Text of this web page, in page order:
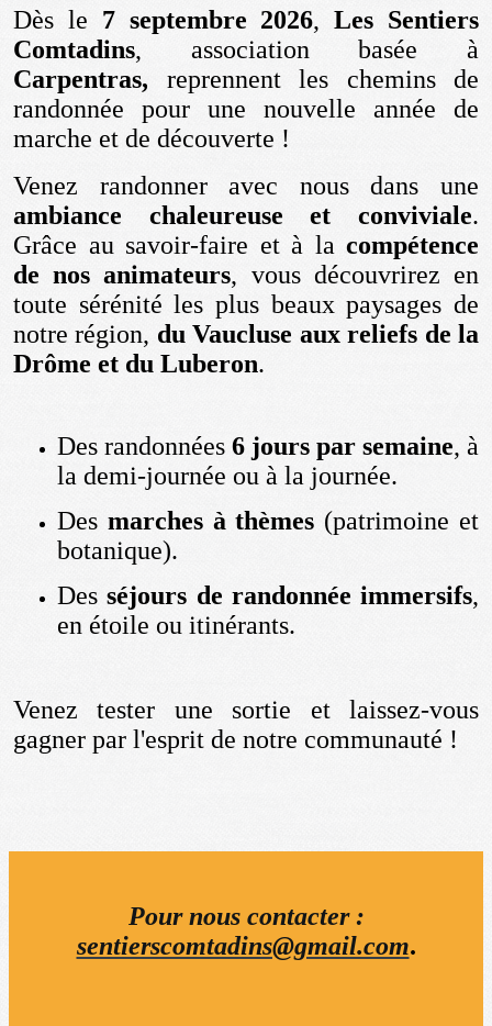
Dès le 7 septembre 2026,Les Sentiers
Comtadins, association basée à
Carpentras, reprennent les chemins de
randonnée pour une nouvelle année de
marche et de découverte !
Venez randonner avec nous dans une
ambiance chaleureuse et conviviale.
Grâce au savoir-faire et à la compétence
de nos animateurs, vous découvrirez en
toute sérénité les plus beaux paysages de
notre région, du Vaucluse aux reliefs de la
Drôme et du Luberon.
Des randonnées 6 jours par semaine, à
la demi-journée ou à la journée.
Des marches à thèmes (patrimoine et
botanique).
Desséjours de randonnée immersifs,
en étoile ou itinérants.
Venez tester une sortie et laissez-vous
gagner par l'esprit de notre communauté !
Pour nous contacter :
sentierscomtadins@gmail.com.